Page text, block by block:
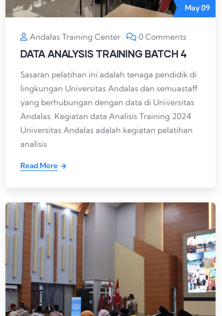
May09
Andalas Training Center 0 Comments
DATA ANALYSIS TRAINING BATCH 4
Sasaran pelatihan ini adalah tenaga pendidik di
lingkungan Universitas Andalas dan semuastaff
yang berhubungan dengan data di Universitas
Andalas. Kegiatan data Analisis Training 2024
Universitas Andalas adalah kegiatan pelatihan
analisis
Read More